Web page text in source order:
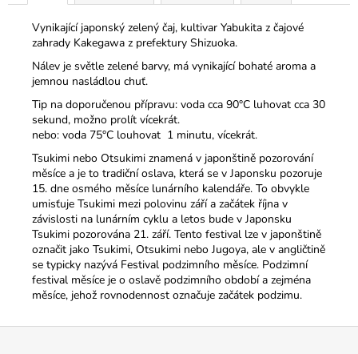
Vynikající japonský zelený čaj, kultivar Yabukita z čajové
zahrady Kakegawa z prefektury Shizuoka.
Nálev je světle zelené barvy, má vynikající bohaté aroma a
jemnou nasládlou chuť.
Tip na doporučenou přípravu: voda cca 90°C luhovat cca 30
sekund, možno prolít vícekrát.
nebo: voda 75°C louhovat 1 minutu, vícekrát.
Tsukimi nebo Otsukimi znamená v japonštině pozorování
měsíce a je to tradiční oslava, která se v Japonsku pozoruje
15. dne osmého měsíce lunárního kalendáře. To obvykle
umisťuje Tsukimi mezi polovinu září a začátek října v
závislosti na lunárním cyklu a letos bude v Japonsku
Tsukimi pozorována 21. září. Tento festival lze v japonštině
označit jako Tsukimi, Otsukimi nebo Jugoya, ale v angličtině
se typicky nazývá Festival podzimního měsíce. Podzimní
festival měsíce je o oslavě podzimního období a zejména
měsíce, jehož rovnodennost označuje začátek podzimu.